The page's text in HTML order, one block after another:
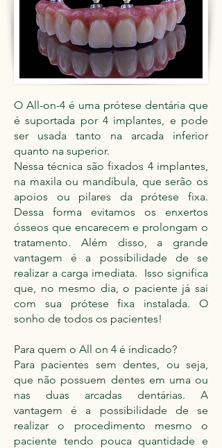
O All-on-4 é uma prótese dentária que
é suportada por 4 implantes, e pode
ser usada tanto na arcada inferior
quanto na superior.
Nessa técnica são fixados 4 implantes,
na maxila ou mandíbula, que serão os
apoios ou pilares da prótese fixa.
Dessa forma evitamos os enxertos
ósseos que encarecem e prolongam o
tratamento. Além disso, a grande
vantagem é a possibilidade de se
realizar a carga imediata. Isso significa
que, no mesmo dia, o paciente já sai
com sua prótese fixa instalada. O
sonho de todos os pacientes!
Para quem o All on 4 é indicado?
Para pacientes sem dentes, ou seja,
que não possuem dentes em uma ou
nas duas arcadas dentárias. A
vantagem é a possibilidade de se
realizar o procedimento mesmo o
paciente tendo pouca quantidade e